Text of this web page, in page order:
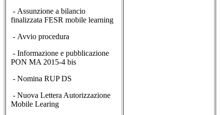
- Assunzione a bilancio
finalizzata FESR mobile learning
- Avvio procedura
- Informazione e pubblicazione
PON MA 2015-4 bis
- Nomina RUP DS
- Nuova Lettera Autorizzazione
Mobile Learing